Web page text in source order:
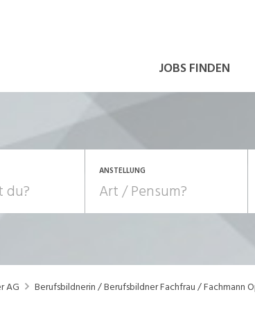
JOBS FINDEN
ANSTELLUNG
Temporär (befristet)
Consulting, Human Resources
Verkehr
AG Berufsbildnerin / Berufsbildner Fachfrau /